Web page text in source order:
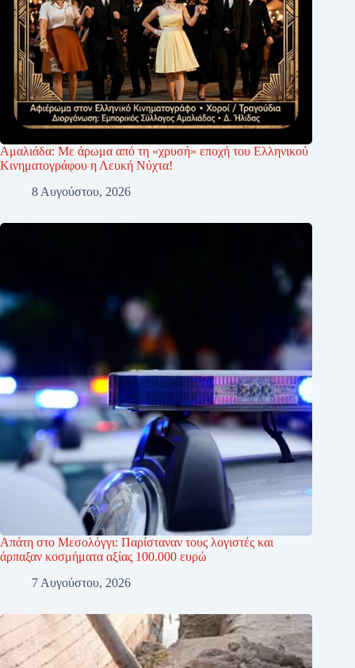
Αμαλιάδα: Με άρωμα από τη «χρυσή» εποχή του Ελληνικού
Κινηματογράφου η Λευκή Νύχτα!
8 Αυγούστου, 2026
Απάτη στο Μεσολόγγι: Παρίσταναν τους λογιστές και
άρπαξαν κοσμήματα αξίας 100.000 ευρώ
7 Αυγούστου, 2026